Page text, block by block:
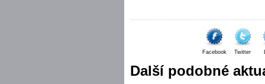
Facebook Twitter
Další podobné